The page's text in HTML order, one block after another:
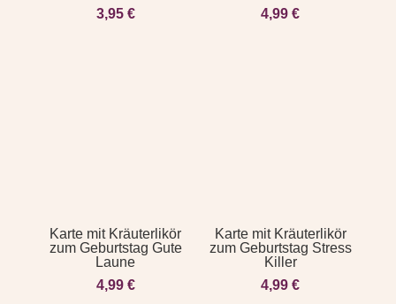
3,95 €
4,99€
Karte mit Kräuterlikör
zum Geburtstag Gute
Laune
4,99 €
Karte mit Kräuterlikör
zum Geburtstag Stress
Killer
4,99€